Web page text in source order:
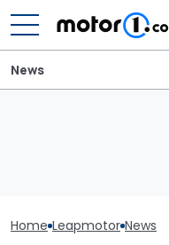
News
Home Leapmotor News